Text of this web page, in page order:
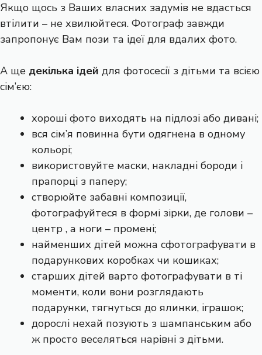
Якщо щось з Ваших власних задумів не вдасться
втілити – не хвилюйтеся. Фотограф завжди
запропонує Вам пози та ідеї для вдалих фото.
А ще декілька ідей для фотосесії з дітьми та всією
сім’єю:
хороші фото виходять на підлозі або дивані;
вся сім’я повинна бути одягнена в одному
кольорі;
використовуйте маски, накладні бороди і
прапорці з паперу;
створюйте забавні композиції,
фотографуйтеся в формі зірки, де голови –
центр , а ноги – промені;
найменших дітей можна сфотографувати в
подарункових коробках чи кошиках;
старших дітей варто фотографувати в ті
моменти, коли вони розглядають
подарунки, тягнуться до ялинки, іграшок;
дорослі нехай позують з шампанським або
ж просто веселяться нарівні з дітьми.